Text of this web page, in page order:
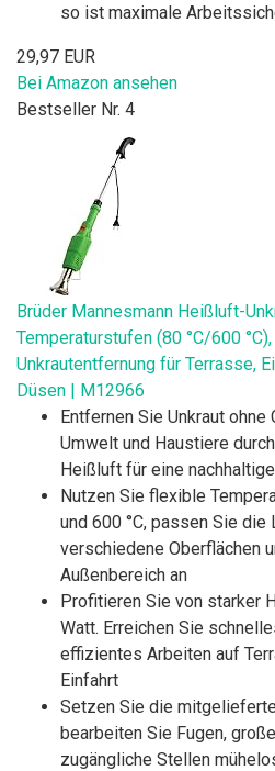
so ist maximale
29,97 EUR
Bei Amazon ansehen
Bestseller Nr. 4
Brüder Mannesmann Heißluft-
Temperaturstufen (80 °C/600
Unkrautentfernung für Terrasse,
Düsen | M12966
Entfernen Sie Unkraut
Umwelt und Haustiere
Heißluft für eine
Nutzen Sie flexible
und 600 °C, passen Sie
verschiedene Oberflächen
Außenbereich an
Profitieren Sie von starker
Watt. Erreichen Sie
effizientes Arbeiten auf
Einfahrt
Setzen Sie die
bearbeiten Sie Fugen,
zugängliche Stellen